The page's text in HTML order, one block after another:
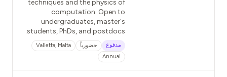
techniques and the physics of
computation. Open to
undergraduates, master's
students, PhDs, and postdocs.
مدفوع حضورياً
Valletta, Malta
Annual